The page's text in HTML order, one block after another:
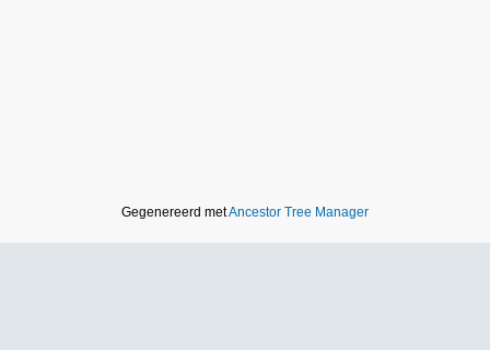
Gegenereerd metAncestor Tree Manager